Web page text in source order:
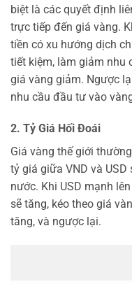
biệt là các quyết định
trực tiếp đến giá vàng.
tiền có xu hướng dịch
tiết kiệm, làm giảm nhu
giá vàng giảm. Ngược
nhu cầu đầu tư vào
2. Tỷ Giá Hối Đoái
Giá vàng thế giới
tỷ giá giữa VND và
nước. Khi USD mạnh
sẽ tăng, kéo theo giá
tăng, và ngược lại.